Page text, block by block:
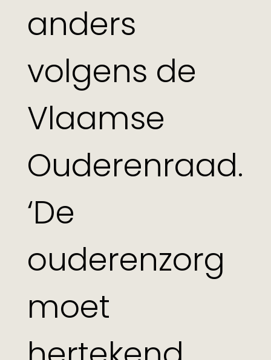
anders
volgens de
Vlaamse
Ouderenraad.
‘De
ouderenzorg
moet